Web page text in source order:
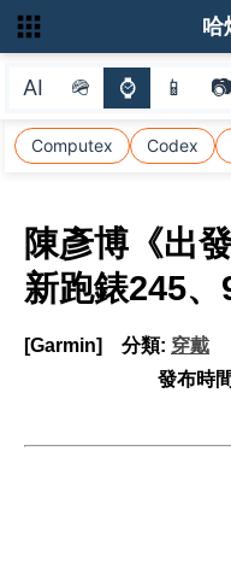
AI 🪖 ⌚ 📱 📷
Computex Codex
哈
陳彥博《出
新跑錶245
[Garmin] 分類: 穿戴
發布時